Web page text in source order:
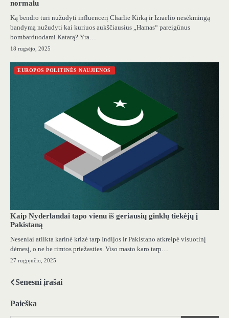
normalu
Ką bendro turi nužudyti influencerį Charlie Kirką ir Izraelio nesėkmingą
bandymą nužudyti kai kuriuos aukščiausius „Hamas“ pareigūnus
bombarduodami Katarą? Yra…
18 rugsėjo, 2025
EUROPOS POLITINĖS NAUJIENOS
Kaip Nyderlandai tapo vienu iš geriausių ginklų tiekėjų į
Pakistaną
Neseniai atlikta karinė krizė tarp Indijos ir Pakistano atkreipė visuotinį
dėmesį, o ne be rimtos priežasties. Viso masto karo tarp…
27 rugpjūčio, 2025
Navigacija
tarp
Senesni įrašai
Paieška